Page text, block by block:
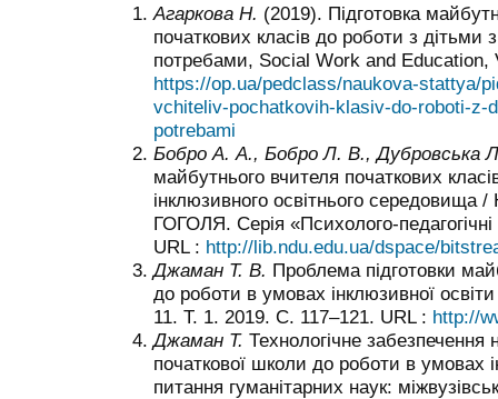
Агаркова Н. (2019). Підготовка
початкових класів до роботи з дітьми
потребами, Social Work and Education,
https://op.ua/pedclass/naukova-stattya/
vchiteliv-pochatkovih-klasiv-do-roboti-z-
potrebami
Бобро А. А., Бобро Л. В., Дубровська
майбутнього вчителя початкових
інклюзивного освітнього середовища
ГОГОЛЯ. Серія «Психолого-
URL : http://lib.ndu.edu.ua/dspace/
Джаман Т. В. Проблема підготовки
до роботи в умовах інклюзивної
11. Т. 1. 2019. С. 117–121. URL : http://
Джаман Т. Технологічне забезпечення
початкової школи до роботи в умовах
питання гуманітарних наук: